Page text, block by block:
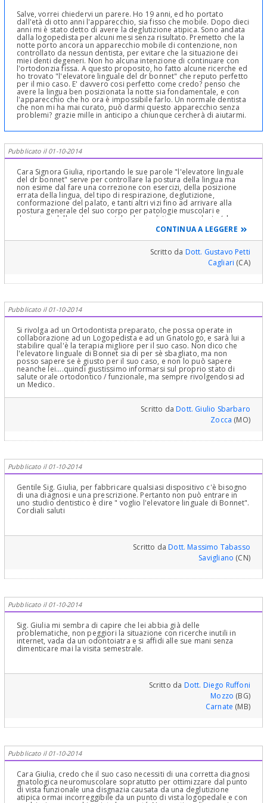
Salve, vorrei chiedervi un parere. Ho 19 anni, ed ho portato
dall'età di otto anni l'apparecchio, sia fisso che mobile. Dopo dieci
anni mi è stato detto di avere la deglutizione atipica. Sono andata
dalla logopedista per alcuni mesi senza risultato. Premetto che la
notte porto ancora un apparecchio mobile di contenzione, non
controllato da nessun dentista, per evitare che la situazione dei
miei denti degeneri. Non ho alcuna intenzione di continuare con
l'ortodonzia fissa. A questo proposito, ho fatto alcune ricerche ed
ho trovato "l'elevatore linguale del dr bonnet" che reputo perfetto
per il mio caso. E' davvero cosi perfetto come credo? penso che
avere la lingua ben posizionata la notte sia fondamentale, e con
l'apparecchio che ho ora è impossibile farlo. Un normale dentista
che non mi ha mai curato, può darmi questo apparecchio senza
problemi? grazie mille in anticipo a chiunque cercherà di aiutarmi.
Pubblicato il 01-10-2014
Cara Signora Giulia, riportando le sue parole "l'elevatore linguale
del dr bonnet" serve per controllare la postura della lingua ma
non esime dal fare una correzione con esercizi, della posizione
errata della lingua, del tipo di respirazione, deglutizione,
conformazione del palato, e tanti altri vizi fino ad arrivare alla
postura generale del suo corpo per patologie muscolari e
deviazioni della colonna vertebrale sia di tipo ascendente (che
causano quindi patologie Gnatologiche, che discendente,
secondarie quindi a queste ultime! Questo in Generale. Dice che
nessun Dentista l'ha vista. Male! Ci deve essere la collaborazione
tra Ortodontista e Logopedista e Gnatologo e Posturologo. Che
posso dirle di altro non sapendo nulla della sua anamnesi Clinica
e della sua patologia attuale! "Repetita iuvant" o "non iavant", dato
piani e degli angoli in base a cui si fa una diagnosi e si prospetta
una terapia ortodontica e che è compreso in più visite, rilievi di
dati e soprattutto uno studio a "tavolino" dei problemi da
correggere; è come una progettazione matematica di una
espressione, di un problema che la cui soluzione è in una
sequenza di espressioni , numeri e dati e, chiedere quello che
chiede lei per l'ortodonzia, sarebbe come chiedere ad un
matematico il risultato di un problema senza fargli fare tutti i
"passaggi" che lo possano portare alla soluzione richiesta. Vede,
siamo entrati in concetti complessi! Come posso risponderle,
Professionalmente, quindi? Il suo Dentista invece può? Mi
domando e le domando perché questa grande inaccettabile
mancanza di Fiducia e Stima in Lui! Cari saluti
CONTINUA A LEGGERE
Scritto da Dott. Gustavo Petti
Cagliari (CA)
Pubblicato il 01-10-2014
Si rivolga ad un Ortodontista preparato, che possa operate in
collaborazione ad un Logopedista e ad un Gnatologo, e sarà lui a
stabilire qual'è la terapia migliore per il suo caso. Non dico che
l'elevatore linguale di Bonnet sia di per sè sbagliato, ma non
posso sapere se è giusto per il suo caso, e non lo può sapere
neanche lei....quindi giustissimo informarsi sul proprio stato di
salute orale ortodontico / funzionale, ma sempre rivolgendosi ad
un Medico.
Scritto daDott. Giulio Sbarbaro
Zocca (MO)
Pubblicato il 01-10-2014
Gentile Sig. Giulia, per fabbricare qualsiasi dispositivo c'è bisogno
di una diagnosi e una prescrizione. Pertanto non può entrare in
uno studio dentistico è dire " voglio l'elevatore linguale di Bonnet".
Cordiali saluti
Scritto daDott. Massimo Tabasso
Savigliano (CN)
Pubblicato il 01-10-2014
Sig. Giulia mi sembra di capire che lei abbia già delle
problematiche, non peggiori la situazione con ricerche inutili in
internet, vada da un odontoiatra e si affidi alle sue mani senza
dimenticare mai la visita semestrale.
Scritto da Dott. Diego Ruffoni
Mozzo (BG)
Carnate (MB)
Pubblicato il 01-10-2014
Cara Giulia, credo che il suo caso necessiti di una corretta diagnosi
gnatologica neuromuscolare sopratutto per ottimizzare dal punto
di vista funzionale una disgnazia causata da una deglutizione
atipica ormai incorreggibile da un punto di vista logopedale e con